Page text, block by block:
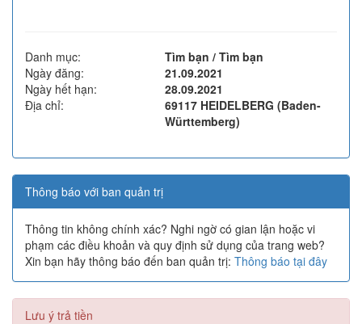
Danh mục:
Tìm bạn / Tìm bạn
Ngày đăng:
21.09.2021
Ngày hết hạn:
28.09.2021
Địa chỉ:
69117 HEIDELBERG (Baden-
Württemberg)
Thông báo với ban quản trị
Thông tin không chính xác? Nghi ngờ có gian lận hoặc vi
phạm các điều khoản và quy định sử dụng của trang web?
Xin bạn hãy thông báo đến ban quản trị: Thông báo tại đây
Lưu ý trả tiền